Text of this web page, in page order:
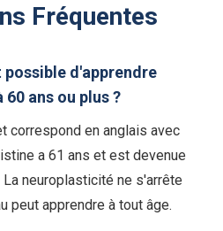
Fréquentes
d'apprendre
60 ans ou plus ?
correspond en anglais avec
a 61 ans et est devenue
La neuroplasticité ne s'arrête
peut apprendre à tout âge.